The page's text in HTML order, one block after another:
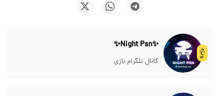
ویژه
✨Night Psn✨
کانال تلگرام بازی